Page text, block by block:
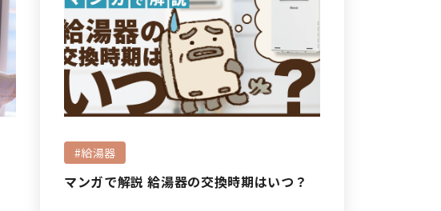
#給湯器
マンガで解説 給湯器の交換時期はいつ？